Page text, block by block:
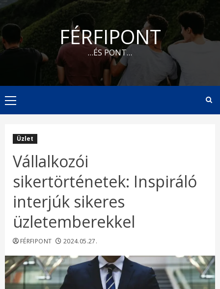
Skip
content
FÉRFIPONT
…ÉS PONT…
Primary
Menu
Üzlet
Vállalkozói
sikertörténetek: Inspiráló
interjúk sikeres
üzletemberekkel
FÉRFIPONT 2024.05.27.